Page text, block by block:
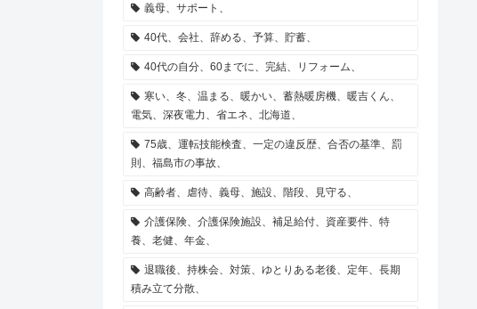
義母、サポート、
40代、会社、辞める、予算、貯蓄、
40代の自分、60までに、完結、リフォーム、
寒い、冬、温まる、暖かい、蓄熱暖房機、暖吉くん、
電気、深夜電力、省エネ、北海道、
75歳、運転技能検査、一定の違反歴、合否の基準、罰
則、福島市の事故、
高齢者、虐待、義母、施設、階段、見守る、
介護保険、介護保険施設、補足給付、資産要件、特
養、老健、年金、
退職後、持株会、対策、ゆとりある老後、定年、長期
積み立て分散、